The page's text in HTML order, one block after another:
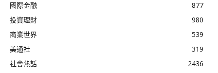
國際金融
877
投資理財
980
商業世界
539
美通社
319
社會熱話
2436